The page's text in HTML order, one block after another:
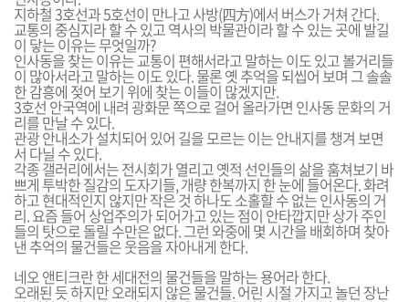
지하철 3호선과 5호선이 만나고 사방(四方)에서 버스가 거쳐 간다.
교통의 중심지라 할 수 있고 역사의 박물관이라 할 수 있는 곳에 발길
이 닿는 이유는 무엇일까?
인사동을 찾는 이유는 교통이 편해서라고 말하는 이도 있고 볼거리들
이 많아서라고 말하는 이도 있다. 물론 옛 추억을 되씹어 보며 그 솔솔
한 감흥에 젖어 보기 위에 찾는 이들이 많겠지만.
3호선 안국역에 내려 광화문 쪽으로 걸어 올라가면 인사동 문화의 거
리를 만날 수 있다.
관광 안내소가 설치되어 있어 길을 모르는 이는 안내지를 챙겨 보면
서 다닐 수 있다.
각종 갤러리에서는 전시회가 열리고 옛적 선인들의 삶을 훔쳐보기 바
쁘게 투박한 질감의 도자기들, 개량 한복까지 한 눈에 들어온다. 화려
하고 현대적인지 않지만 작은 것 하나도 소홀할 수 없는 인사동의 거
리. 요즘 들어 상업주의가 되어가고 있는 점이 안타깝지만 상가 주인
들의 탓으로 돌릴 수만은 없다. 그런 와중에 몇 시간을 배회하며 찾아
낸 추억의 물건들은 웃음을 자아내게 한다.
네오 앤티크란 한 세대전의 물건들을 말하는 용어라 한다.
오래된 듯 하지만 오래되지 않은 물건들. 어린 시절 가지고 놀던 장난